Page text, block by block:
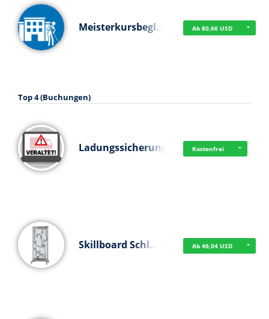
Meisterkursbegl… Ab 80,66 USD
Top 4 (Buchungen)
Ladungssicherung Kostenfrei
Skillboard Schl… Ab 46,04 USD